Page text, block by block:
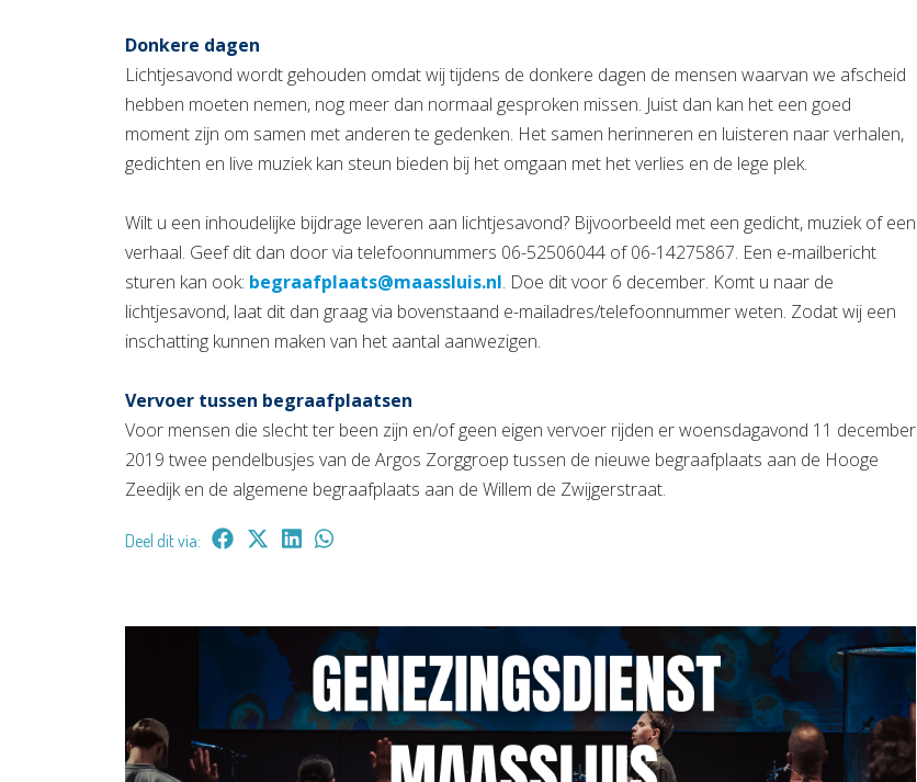
Donkere dagen
Lichtjesavond wordt gehouden omdat wij tijdens de donkere dagen de mensen waarvan we afscheid
hebben moeten nemen, nog meer dan normaal gesproken missen. Juist dan kan het een goed
moment zijn om samen met anderen te gedenken. Het samen herinneren en luisteren naar verhalen,
gedichten en live muziek kan steun bieden bij het omgaan met het verlies en de lege plek.
Wilt u een inhoudelijke bijdrage leveren aan lichtjesavond? Bijvoorbeeld met een gedicht, muziek of een
verhaal. Geef dit dan door via telefoonnummers 06-52506044 of 06-14275867. Een e-mailbericht
sturen kan ook: begraafplaats@maassluis.nl. Doe dit voor 6 december. Komt u naar de
lichtjesavond, laat dit dan graag via bovenstaand e-mailadres/telefoonnummer weten. Zodat wij een
inschatting kunnen maken van het aantal aanwezigen.
Vervoer tussen begraafplaatsen
Voor mensen die slecht ter been zijn en/of geen eigen vervoer rijden er woensdagavond 11 december
2019 twee pendelbusjes van de Argos Zorggroep tussen de nieuwe begraafplaats aan de Hooge
Zeedijk en de algemene begraafplaats aan de Willem de Zwijgerstraat.
Deel dit via: